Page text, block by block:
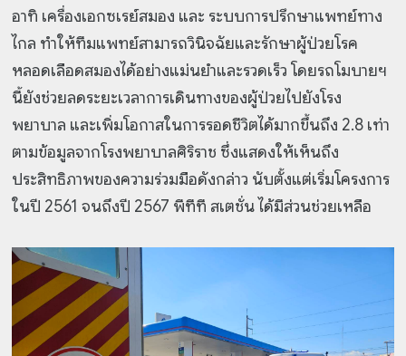
อาทิ เครื่องเอกซเรย์สมอง และ ระบบการปรึกษาแพทย์ทาง
ไกล ทำให้ทีมแพทย์สามารถวินิจฉัยและรักษาผู้ป่วยโรค
หลอดเลือดสมองได้อย่างแม่นยำและรวดเร็ว โดยรถโมบายฯ
นี้ยังช่วยลดระยะเวลาการเดินทางของผู้ป่วยไปยังโรง
พยาบาล และเพิ่มโอกาสในการรอดชีวิตได้มากขึ้นถึง 2.8 เท่า
ตามข้อมูลจากโรงพยาบาลศิริราช ซึ่งแสดงให้เห็นถึง
ประสิทธิภาพของความร่วมมือดังกล่าว นับตั้งแต่เริ่มโครงการ
ในปี 2561 จนถึงปี 2567 พีทีที สเตชั่น ได้มีส่วนช่วยเหลือ